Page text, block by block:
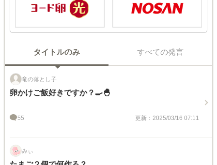
タイトルのみ すべての発言
竜の落とし子
卵かけご飯好きですか？🍳🐣
55 更新：2025/03/16 07:11
みぃ